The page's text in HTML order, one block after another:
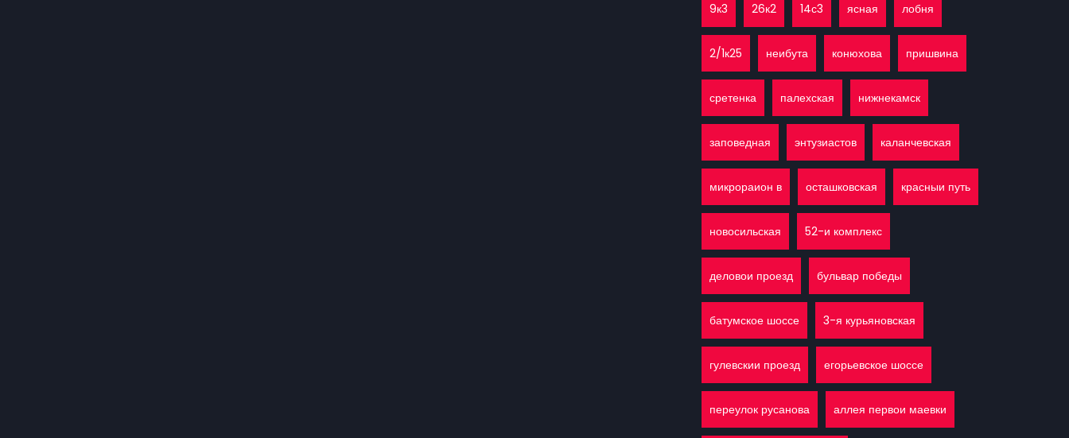
9к3 26к2 14с3 ясная лобня
2/1к25 неибута конюхова пришвина
сретенка палехская нижнекамск
заповедная энтузиастов каланчевская
микрораион в осташковская красныи путь
новосильская 52-и комплекс
деловои проезд бульвар победы
батумское шоссе 3-я курьяновская
гулевскии проезд егорьевское шоссе
переулок русанова аллея первои маевки